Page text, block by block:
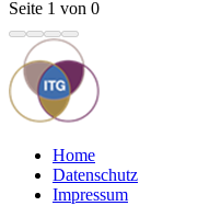
Seite 1 von 0
Home
Datenschutz
Impressum